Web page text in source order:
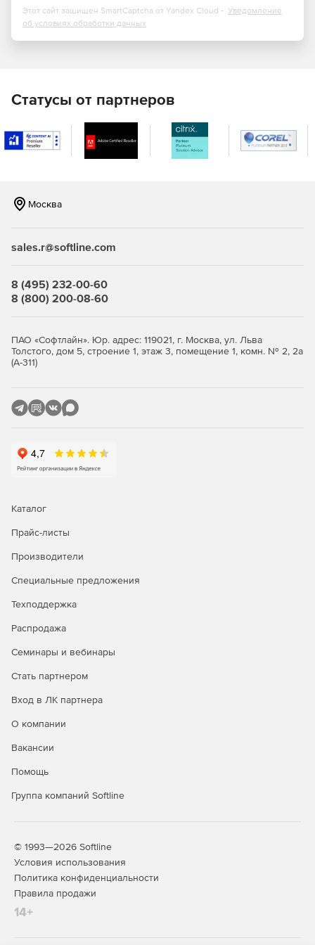
Этот сайт защищен SmartCaptcha от Yandex Cloud - Уведомление
об условиях обработки данных
Статусы от партнеров
Москва
sales.r@softline.com
8 (495) 232-00-60
8 (800) 200-08-60
ПАО «Софтлайн». Юр. адрес: 119021, г. Москва, ул. Льва
Толстого, дом 5, строение 1, этаж 3, помещение 1, комн. № 2, 2а
(А-311)
Каталог
Прайс-листы
Производители
Специальные предложения
Техподдержка
Распродажа
Семинары и вебинары
Стать партнером
Вход в ЛК партнера
О компании
Вакансии
Помощь
Группа компаний Softline
© 1993—2026 Softline
Условия использования
Политика конфиденциальности
Правила продажи
14+